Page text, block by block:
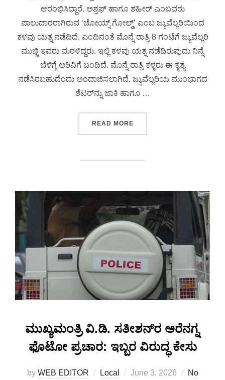
ಆರಂಭಿಸಿದ್ದಾರೆ. ಅಶ್ರಫ್ ಹಾಗೂ ಶಹೀರ್ ಎಂಬವರು
ಪಾಲುದಾರರಾಗಿರುವ ‘ಚೋಯ್ಸ್ ಗೋಲ್ಡ್’ ಎಂಬ ಜ್ಯುವೆಲ್ಲರಿಯಿಂದ
ಕಳವು ಯತ್ನ ನಡೆದಿದೆ. ಎಂದಿನಂತೆ ಮೊನ್ನೆ ರಾತ್ರಿ 8 ಗಂಟೆಗೆ ಜ್ಯುವೆಲ್ಲರಿ
ಮುಚ್ಚಿ ಇವರು ಮರಳಿದ್ದರು. ಇಲ್ಲಿ ಕಳವು ಯತ್ನ ನಡೆದಿರುವುದು ನಿನ್ನೆ
ಬೆಳಿಗ್ಗೆ ಅರಿವಿಗೆ ಬಂದಿದೆ. ಮೊನ್ನೆ ರಾತ್ರಿ ಕಳ್ಳರು ಈ ಕೃತ್ಯ
ನಡೆಸಿರಬಹುದೆಂದು ಅಂದಾಜಿಸಲಾಗಿದೆ. ಜ್ಯುವೆಲ್ಲರಿಯ ಮುಂಭಾಗದ
ಶೆಟರ್‌ನ್ನು ಜಾಕಿ ಹಾಗೂ …
READ MORE
ಮುಖ್ಯಮಂತ್ರಿ ವಿ.ಡಿ. ಸತೀಶನ್‌ರ ಅರೆನಗ್ನ
ಫೊಟೋ ಪ್ರಚಾರ: ಇಬ್ಬರ ವಿರುದ್ಧ ಕೇಸು
by WEB EDITOR Local June 3, 2026
No